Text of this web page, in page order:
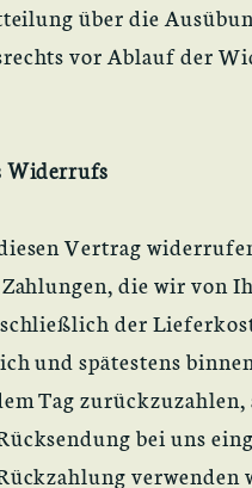
über die
vor Ablauf der
Widerrufs
Vertrag
die wir von
der
und spätestens
Tag zurückzuzahlen,
bei uns
verwenden